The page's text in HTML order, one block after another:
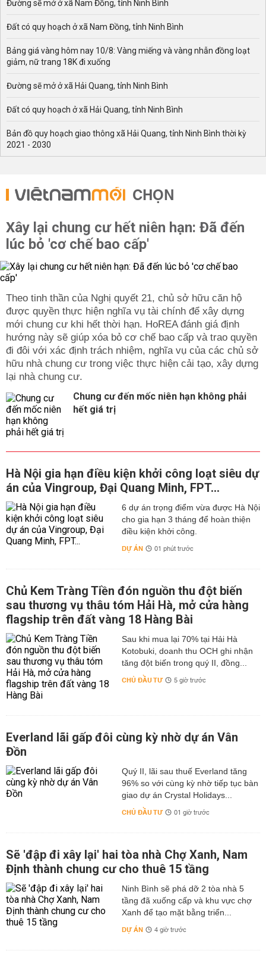
Đường sẽ mở ở xã Nam Đồng, tỉnh Ninh Bình
Đất có quy hoạch ở xã Nam Đồng, tỉnh Ninh Bình
Bảng giá vàng hôm nay 10/8: Vàng miếng và vàng nhẫn đồng loạt
giảm, nữ trang 18K đi xuống
Đường sẽ mở ở xã Hải Quang, tỉnh Ninh Bình
Đất có quy hoạch ở xã Hải Quang, tỉnh Ninh Bình
Bản đồ quy hoạch giao thông xã Hải Quang, tỉnh Ninh Bình thời kỳ
2021 - 2030
CHỌN
Xây lại chung cư hết niên hạn: Đã đến
lúc bỏ 'cơ chế bao cấp'
Theo tinh thần của Nghị quyết 21, chủ sở hữu căn hộ
được quyền thực hiện nghĩa vụ tài chính để xây dựng
mới chung cư khi hết thời hạn. HoREA đánh giá định
hướng này sẽ giúp xóa bỏ cơ chế bao cấp và trao quyền
đi đôi với xác định trách nhiệm, nghĩa vụ của các chủ sở
hữu nhà chung cư trong việc thực hiện cải tạo, xây dựng
lại nhà chung cư.
Chung cư đến mốc niên hạn không phải
hết giá trị
Hà Nội gia hạn điều kiện khởi công loạt siêu dự
án của Vingroup, Đại Quang Minh, FPT...
6 dự án trọng điểm vừa được Hà Nội
cho gia hạn 3 tháng để hoàn thiện
điều kiện khởi công.
DỰ ÁN 01 phút trước
Chủ Kem Tràng Tiền đón nguồn thu đột biến
sau thương vụ thâu tóm Hải Hà, mở cửa hàng
flagship trên đất vàng 18 Hàng Bài
Sau khi mua lại 70% tại Hải Hà
Kotobuki, doanh thu OCH ghi nhận
tăng đột biến trong quý II, đồng...
CHỦ ĐẦU TƯ 5 giờ trước
Everland lãi gấp đôi cùng kỳ nhờ dự án Vân
Đồn
Quý II, lãi sau thuế Everland tăng
96% so với cùng kỳ nhờ tiếp tục bàn
giao dự án Crystal Holidays...
CHỦ ĐẦU TƯ 01 giờ trước
Sẽ 'đập đi xây lại' hai tòa nhà Chợ Xanh, Nam
Định thành chung cư cho thuê 15 tầng
Ninh Bình sẽ phá dỡ 2 tòa nhà 5
tầng đã xuống cấp và khu vực chợ
Xanh để tạo mặt bằng triển...
DỰ ÁN 4 giờ trước